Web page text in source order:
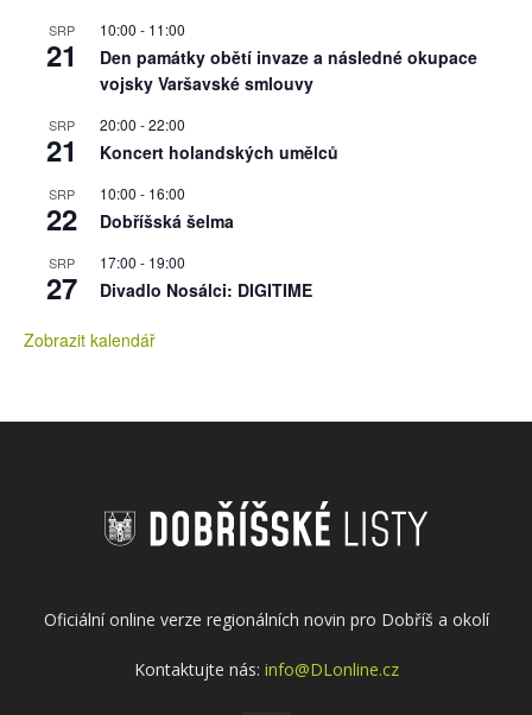
SRP
21
10:00 - 11:00
Den památky obětí invaze a následné okupace
vojsky Varšavské smlouvy
SRP
21
20:00 -22:00
Koncert holandských umělců
SRP
22
10:00 - 16:00
Dobříšská šelma
SRP
27
17:00 - 19:00
Divadlo Nosálci: DIGITIME
Zobrazit kalendář
Oficiální online verze regionálních novin pro Dobříš a okolí
Kontaktujte nás: info@DLonline.cz